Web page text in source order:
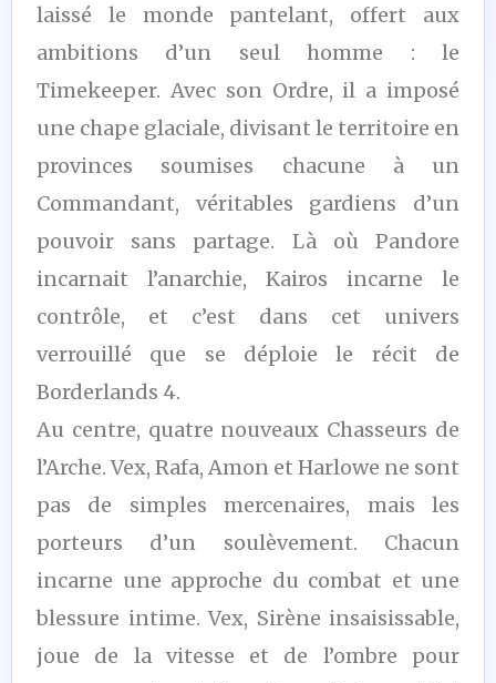
laissé le monde pantelant, offert aux
ambitions d’un seul homme : le
Timekeeper. Avec son Ordre, il a imposé
une chape glaciale, divisant le territoire en
provinces soumises chacune à un
Commandant, véritables gardiens d’un
pouvoir sans partage. Là où Pandore
incarnait l’anarchie, Kairos incarne le
contrôle, et c’est dans cet univers
verrouillé que se déploie le récit de
Borderlands 4.
Au centre, quatre nouveaux Chasseurs de
l’Arche. Vex, Rafa, Amon et Harlowe ne sont
pas de simples mercenaires, mais les
porteurs d’un soulèvement. Chacun
incarne une approche du combat et une
blessure intime. Vex, Sirène insaisissable,
joue de la vitesse et de l’ombre pour